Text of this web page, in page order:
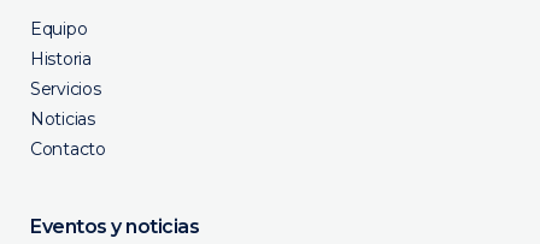
Equipo
Historia
Servicios
Noticias
Contacto
Eventos y noticias